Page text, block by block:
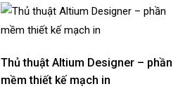
Thủ thuật Altium Designer – phần
mềm thiết kế mạch in